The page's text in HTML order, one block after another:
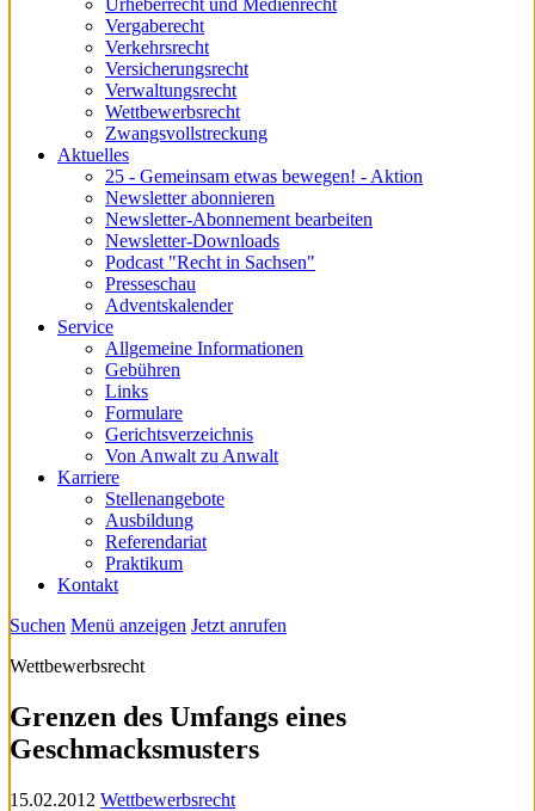
Urheberrecht und Medienrecht
Vergaberecht
Verkehrsrecht
Versicherungsrecht
Verwaltungsrecht
Wettbewerbsrecht
Zwangsvollstreckung
Aktuelles
25 - Gemeinsam etwas bewegen! - Aktion
Newsletter abonnieren
Newsletter-Abonnement bearbeiten
Newsletter-Downloads
Podcast "Recht in Sachsen"
Presseschau
Adventskalender
Service
Allgemeine Informationen
Gebühren
Links
Formulare
Gerichtsverzeichnis
Von Anwalt zu Anwalt
Karriere
Stellenangebote
Ausbildung
Referendariat
Praktikum
Kontakt
Suchen Menü anzeigen Jetzt anrufen
Wettbewerbsrecht
Grenzen des Umfangs eines
Geschmacksmusters
15.02.2012 Wettbewerbsrecht